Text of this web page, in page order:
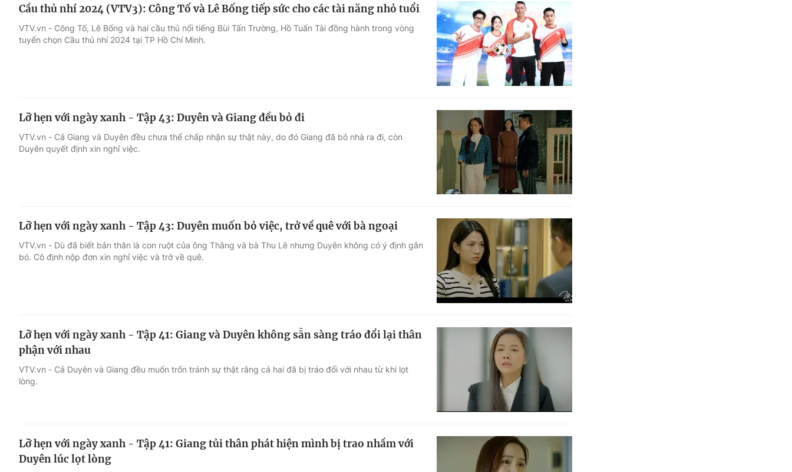
Cầu thủ nhí 2024 (VTV3): Công Tố và Lê Bống tiếp sức cho các tài năng nhỏ tuổi
VTV.vn - Công Tố, Lê Bống và hai cầu thủ nổi tiếng Bùi Tấn Trường, Hồ Tuấn Tài đồng hành trong vòng
tuyển chọn Cầu thủ nhí 2024 tại TP Hồ Chí Minh.
Lỡ hẹn với ngày xanh - Tập 43: Duyên và Giang đều bỏ đi
VTV.vn - Cả Giang và Duyên đều chưa thể chấp nhận sự thật này, do đó Giang đã bỏ nhà ra đi, còn
Duyên quyết định xin nghỉ việc.
Lỡ hẹn với ngày xanh - Tập 43: Duyên muốn bỏ việc, trở về quê với bà ngoại
VTV.vn - Dù đã biết bản thân là con ruột của ông Thắng và bà Thu Lê nhưng Duyên không có ý định gắn
bó. Cô định nộp đơn xin nghỉ việc và trở về quê.
Lỡ hẹn với ngày xanh - Tập 41: Giang và Duyên không sẵn sàng tráo đổi lại thân
phận với nhau
VTV.vn - Cả Duyên và Giang đều muốn trốn tránh sự thật rằng cả hai đã bị tráo đổi với nhau từ khi lọt
lòng.
Lỡ hẹn với ngày xanh - Tập 41: Giang tủi thân phát hiện mình bị trao nhầm với
Duyên lúc lọt lòng